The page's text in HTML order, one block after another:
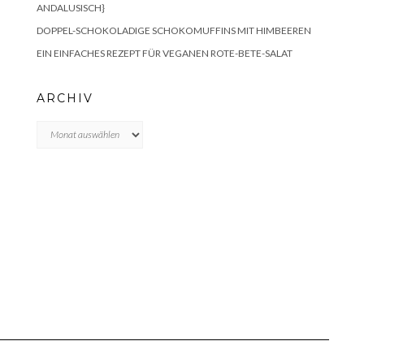
NDALUSISCH}
DOPPEL-SCHOKOLADIGE SCHOKOMUFFINS MIT HIMBEEREN
EIN EINFACHES REZEPT FÜR VEGANEN ROTE-BETE-SALAT
ARCHIV